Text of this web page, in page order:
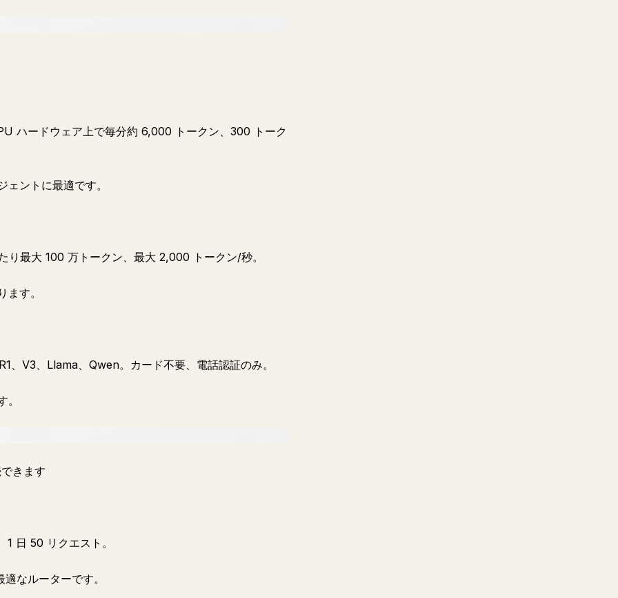
ハードウェア上で毎分約 6,000 トークン、300 トーク
ントに最適です。
最大 100 万トークン、最大 2,000 トークン/秒。
す。
、V3、Llama、Qwen。カード不要、電話認証のみ。
きます
日 50 リクエスト。
なルーターです。